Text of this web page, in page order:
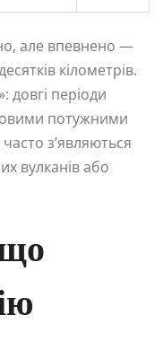
але впевнено —
кілометрів.
довгі періоди
потужними
з’являються
вулканів або